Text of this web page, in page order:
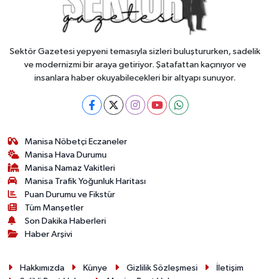
Sektör Gazetesi yepyeni temasıyla sizleri buluştururken, sadelik
ve modernizmi bir araya getiriyor. Şatafattan kaçınıyor ve
insanlara haber okuyabilecekleri bir altyapı sunuyor.
Manisa Nöbetçi Eczaneler
Manisa Hava Durumu
Manisa Namaz Vakitleri
Manisa Trafik Yoğunluk Haritası
Puan Durumu ve Fikstür
Tüm Manşetler
Son Dakika Haberleri
Haber Arşivi
Hakkımızda Künye Gizlilik Sözleşmesi
İletişim